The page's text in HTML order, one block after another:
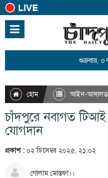
শুক্রবার,
হোম
জাতীয়
আন্তর্জাতিক
রাজনীতি
খেলাধুলা
বিনোদন
অর্থনীতি
শিক্ষা
হোম আইন-আদালত
চাঁদপুরে নবাগত টিআই
যোগদান
প্রকাশ : ০২ ডিসেম্বর ২০২৫, ২১:০২
গোলাম মোস্তফা।।